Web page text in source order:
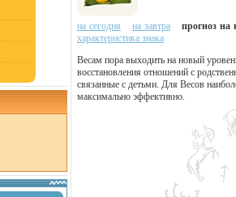
на сегодня на завтра
прогноз на
характеристика знака
Весам пора выходить на новый
восстановления отношений с
связанные с детьми. Для Весов
максимально эффективно.